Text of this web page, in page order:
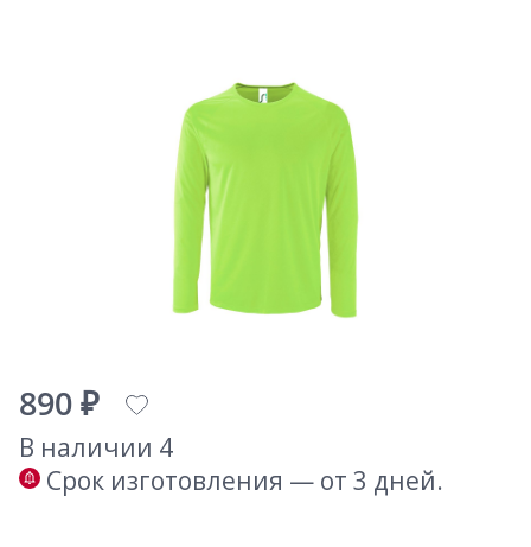
890 ₽
В наличии 4
Срок изготовления — от 3 дней.